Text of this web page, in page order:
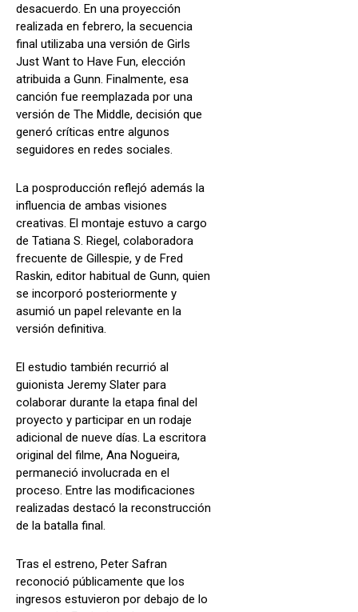
desacuerdo. En una proyección
realizada en febrero, la secuencia
final utilizaba una versión de Girls
Just Want to Have Fun, elección
atribuida a Gunn. Finalmente, esa
canción fue reemplazada por una
versión de The Middle, decisión que
generó críticas entre algunos
seguidores en redes sociales.
La posproducción reflejó además la
influencia de ambas visiones
creativas. El montaje estuvo a cargo
de Tatiana S. Riegel, colaboradora
frecuente de Gillespie, y de Fred
Raskin, editor habitual de Gunn, quien
se incorporó posteriormente y
asumió un papel relevante en la
versión definitiva.
El estudio también recurrió al
guionista Jeremy Slater para
colaborar durante la etapa final del
proyecto y participar en un rodaje
adicional de nueve días. La escritora
original del filme, Ana Nogueira,
permaneció involucrada en el
proceso. Entre las modificaciones
realizadas destacó la reconstrucción
de la batalla final.
Tras el estreno, Peter Safran
reconoció públicamente que los
ingresos estuvieron por debajo de lo